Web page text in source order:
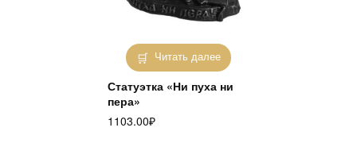
Читать далее
Статуэтка «Ни пуха ни
пера»
1103.00₽